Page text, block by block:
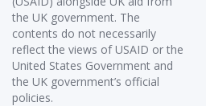
the UK government. The
contents do not necessarily
reflect the views of USAID or the
United States Government and
the UK government’s official
policies.